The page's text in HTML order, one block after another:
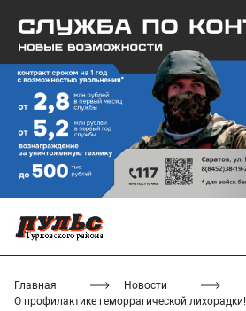
Главная
Новости
О профилактике геморрагической лихорадки!